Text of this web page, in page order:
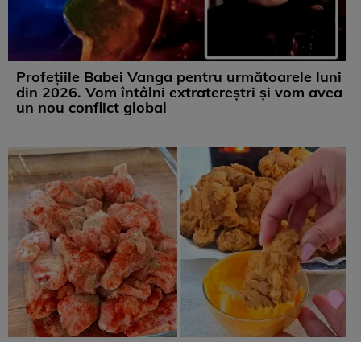
Profețiile Babei Vanga pentru următoarele luni
din 2026. Vom întâlni extratereștri și vom avea
un nou conflict global